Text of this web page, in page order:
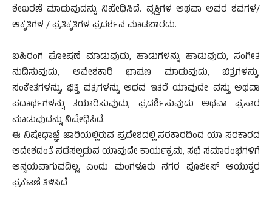
ಶೇಖರಣೆ ಮಾಡುವುದನ್ನು ನಿಷೇಧಿಸಿದೆ. ವ್ಯಕ್ತಿಗಳ ಅಥವಾ ಅವರ ಶವಗಳ/
ಆಕೃತಿಗಳ / ಪ್ರತಿಕೃತಿಗಳ ಪ್ರದರ್ಶನ ಮಾಡಬಾರದು.
ಬಹಿರಂಗ ಘೋಷಣೆ ಮಾಡುವುದು, ಹಾಡುಗಳನ್ನು ಹಾಡುವುದು, ಸಂಗೀತ
ನುಡಿಸುವುದು, ಆವೇಶಕಾರಿ ಭಾಷಣ ಮಾಡುವುದು, ಚಿತ್ರಗಳನ್ನು,
ಸಂಕೇತಗಳನ್ನು, ಭಿತ್ತಿ ಪತ್ರಗಳನ್ನು ಅಥವ ಇತರೆ ಯಾವುದೇ ವಸ್ತು ಅಥವಾ
ಪದಾರ್ಥಗಳನ್ನು ತಯಾರಿಸುವುದು, ಪ್ರದರ್ಶಿಸುವುದು ಅಥವಾ ಪ್ರಸಾರ
ಮಾಡುವುದನ್ನು ನಿಷೇಧಿಸಿದೆ.
ಈ ನಿಷೇಧಾಜ್ಞೆ ಜಾರಿಯಲ್ಲಿರುವ ಪ್ರದೇಶದಲ್ಲಿ ಸರಕಾರದಿಂದ ಯಾ ಸರಕಾರದ
ಆದೇಶದಂತೆ ನಡೆಸಲ್ಪಡುವ ಯಾವುದೇ ಕಾರ್ಯಕ್ರಮ, ಸಭೆ ಸಮಾರಂಭಗಳಿಗೆ
ಅನ್ವಯವಾಗುವದಿಲ್ಲ. ಎಂದು ಮಂಗಳೂರು ನಗರ ಪೊಲೀಸ್ ಆಯುಕ್ತರ
ಪ್ರಕಟಣೆ ತಿಳಿಸಿದೆ